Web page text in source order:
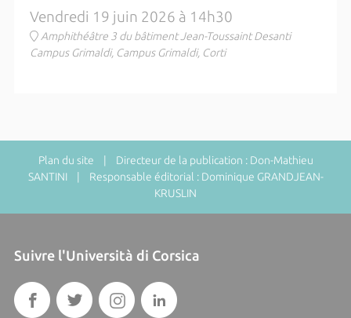
Vendredi 19 juin 2026 à 14h30
Amphithéâtre 3 du bâtiment Jean-Toussaint Desanti
Campus Grimaldi, Campus Grimaldi, Corti
Plan du site | Directeur de la publication : Don-Mathieu
SANTINI | Responsable éditorial : Dominique GRANDJEAN-
KRUSLIN
Suivre l'Università di Corsica